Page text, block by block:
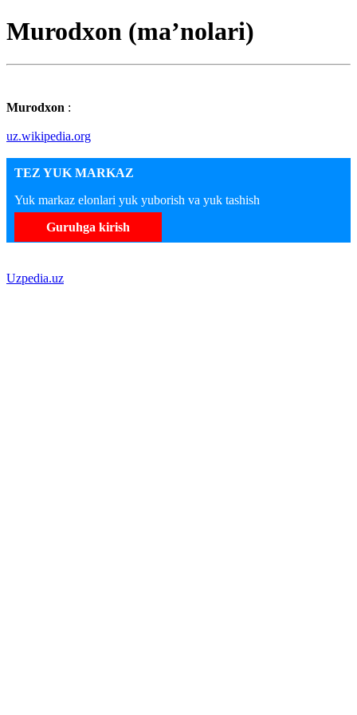
Murodxon (maʼnolari)
Murodxon :
uz.wikipedia.org
TEZ YUK MARKAZ
Yuk markaz elonlari yuk yuborish va yuk tashish
Guruhga kirish
Uzpedia.uz